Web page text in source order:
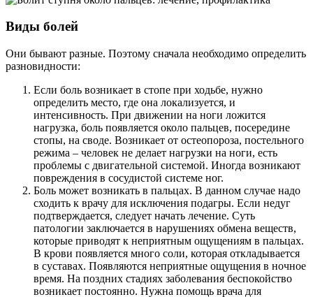
Виды болей
Они бывают разные. Поэтому сначала необходимо определить
разновидности:
Если боль возникает в стопе при ходьбе, нужно
определить место, где она локализуется, и
интенсивность. При движении на ноги ложится
нагрузка, боль появляется около пальцев, посередине
стопы, на своде. Возникает от остеопороза, постельного
режима – человек не делает нагрузки на ноги, есть
проблемы с двигательной системой. Иногда возникают
повреждения в сосудистой системе ног.
Боль может возникать в пальцах. В данном случае надо
сходить к врачу для исключения подагры. Если недуг
подтверждается, следует начать лечение. Суть
патологии заключается в нарушениях обмена веществ,
которые приводят к неприятным ощущениям в пальцах.
В крови появляется много соли, которая откладывается
в суставах. Появляются неприятные ощущения в ночное
время. На поздних стадиях заболевания беспокойство
возникает постоянно. Нужна помощь врача для